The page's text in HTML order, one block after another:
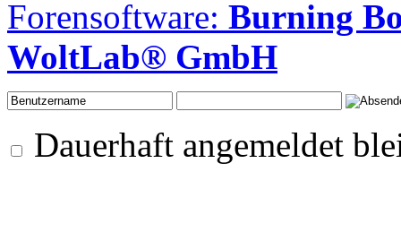
Forensoftware: Burning
WoltLab® GmbH
Dauerhaft angemeldet